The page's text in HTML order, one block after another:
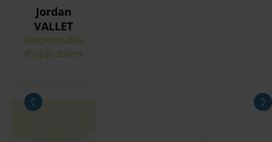
Jordan
VALLET
Responsable
d'opérations